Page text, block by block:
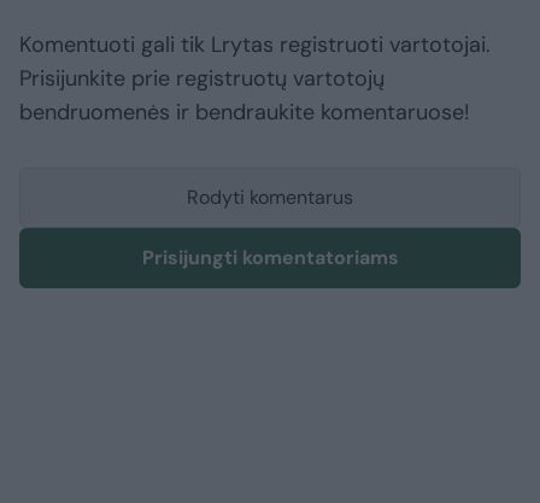
Komentuoti gali tik Lrytas registruoti vartotojai.
Prisijunkite prie registruotų vartotojų
bendruomenės ir bendraukite komentaruose!
Rodyti komentarus
Prisijungti komentatoriams